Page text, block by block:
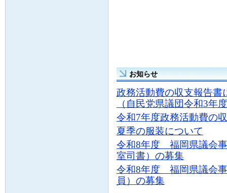
お知らせ
政務活動費の収支報告書
（自民党県議団令和3年
令和7年度政務活動費の
夏季の服装について
令和8年度 福岡県議会
室司書）の募集
令和8年度 福岡県議会
員）の募集